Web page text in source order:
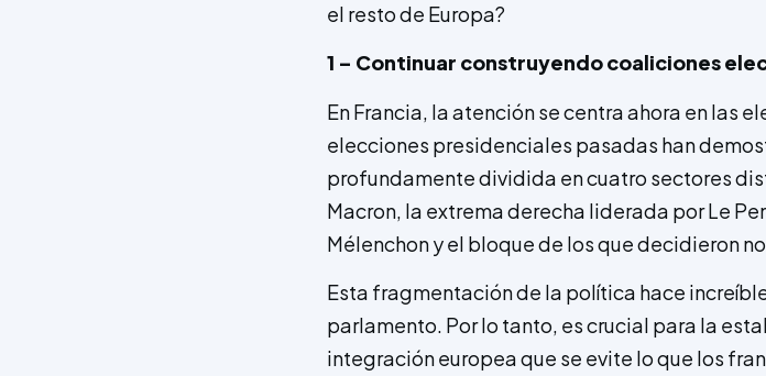
el resto de Europa?
1 – Continuar construyendo coaliciones
En Francia, la atención se centra ahora en las
elecciones presidenciales pasadas han
profundamente dividida en cuatro sectores
Macron, la extrema derecha liderada por Le
Mélenchon y el bloque de los que decidieron
Esta fragmentación de la política hace
parlamento. Por lo tanto, es crucial para la
integración europea que se evite lo que los